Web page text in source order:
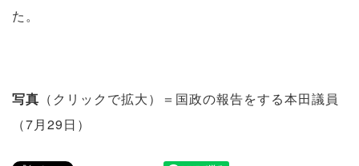
た。
写真 （クリックで拡大）＝国政の報告をする本田議員
（7月29日）